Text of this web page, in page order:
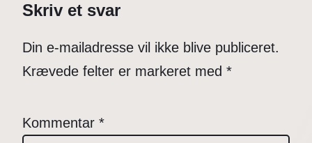
Skriv et svar
Din e-mailadresse vil ikke blive publiceret.
Krævede felter er markeret med *
Kommentar *